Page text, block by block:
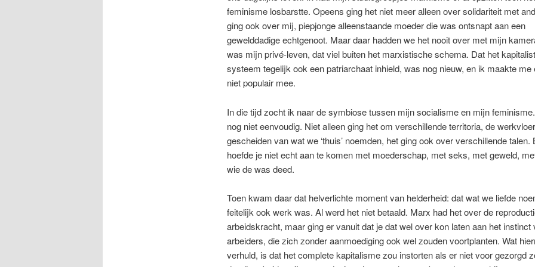
feminisme losbarstte. Opeens ging het niet meer alleen over solidariteit met
ging ook over mij, piepjonge alleenstaande moeder die was ontsnapt aan een
gewelddadige echtgenoot. Maar daar hadden we het nooit over met mijn
was mijn privé-leven, dat viel buiten het marxistische schema. Dat het
systeem tegelijk ook een patriarchaat inhield, was nog nieuw, en ik maakte me
niet populair mee.
In die tijd zocht ik naar de symbiose tussen mijn socialisme en mijn
nog niet eenvoudig. Niet alleen ging het om verschillende territoria, de
gescheiden van wat we ‘thuis’ noemden, het ging ook over verschillende talen.
hoefde je niet echt aan te komen met moederschap, met seks, met geweld,
wie de was deed.
Toen kwam daar dat helverlichte moment van helderheid: dat wat we liefde
feitelijk ook werk was. Al werd het niet betaald. Marx had het over de
arbeidskracht, maar ging er vanuit dat je dat wel over kon laten aan het instinct
arbeiders, die zich zonder aanmoediging ook wel zouden voortplanten. Wat
verhuld, is dat het complete kapitalisme zou instorten als er niet voor gezorgd